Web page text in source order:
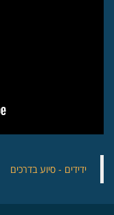
‏ידידים - סיוע בדרכים